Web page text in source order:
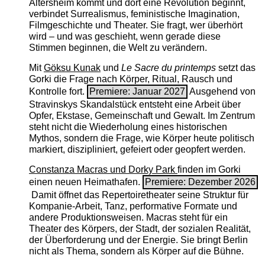
Altersheim kommt und dort eine Revolution beginnt,
verbindet Surrealismus, feministische Imagination,
Filmgeschichte und Theater. Sie fragt, wer überhört
wird – und was geschieht, wenn gerade diese
Stimmen beginnen, die Welt zu verändern.
MitGöksu Kunakund Le Sacre du printempssetzt das
Gorki die Frage nach Körper, Ritual, Rausch und
Kontrolle fort.
Premiere: Januar 2027 Ausgehend von
Stravinskys Skandalstück entsteht eine Arbeit über
Opfer, Ekstase, Gemeinschaft und Gewalt. Im Zentrum
steht nicht die Wiederholung eines historischen
Mythos, sondern die Frage, wie Körper heute politisch
markiert, diszipliniert, gefeiert oder geopfert werden.
Constanza Macras und Dorky Park finden im Gorki
einen neuen Heimathafen.
Premiere: Dezember 2026
Damit öffnet das Repertoiretheater seine Struktur für
Kompanie-Arbeit, Tanz, performative Formate und
andere Produktionsweisen. Macras steht für ein
Theater des Körpers, der Stadt, der sozialen Realität,
der Überforderung und der Energie. Sie bringt Berlin
nicht als Thema, sondern als Körper auf die Bühne.